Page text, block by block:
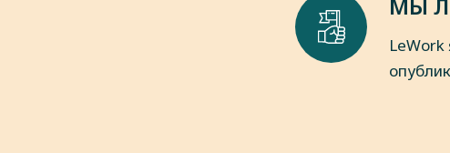
в отношении товаров, перемещаемых через
19.08.2014 №1600 [Электронный источник] – Режим
cons_doc_LAW_169941/
Концепции» (вместе с «Концепцией таможенного
LeWork